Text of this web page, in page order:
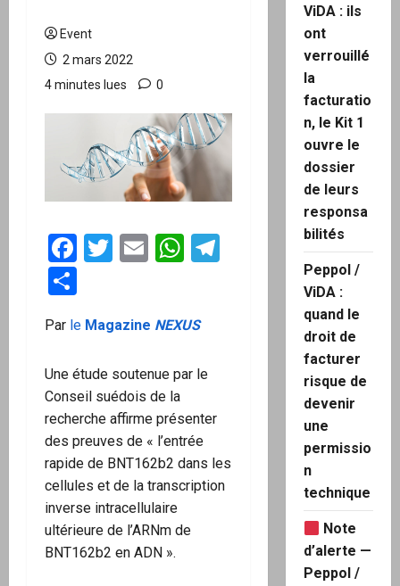
Event
2 mars 2022
4 minutes lues
0
Facebook
Twitter
EmailWhatsApp
Telegram
Par le Magazine NEXUS
Une étude soutenue par le
Conseil suédois de la
recherche affirme présenter
des preuves de « l’entrée
rapide de BNT162b2 dans les
cellules et de la transcription
inverse intracellulaire
ultérieure de l’ARNm de
BNT162b2 en ADN ».
ViDA : ils
ont
verrouillé
la
facturatio
n, le Kit 1
ouvre le
dossier
de leurs
responsa
bilités
Peppol /
ViDA :
quand le
droit de
facturer
risque de
devenir
une
permissio
n
technique
Note
d’alerte —
Peppol /